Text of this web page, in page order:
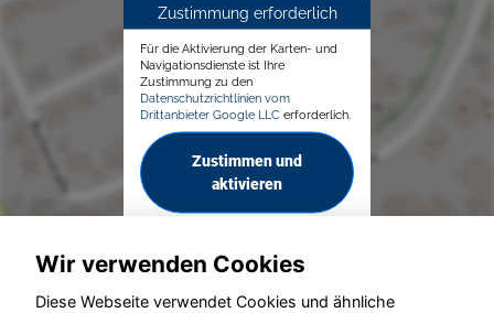
Zustimmung erforderlich
Für die Aktivierung der Karten- und
Navigationsdienste ist Ihre
Zustimmung zu den
Datenschutzrichtlinien vom
Drittanbieter Google LLC erforderlich.
Zustimmen und
aktivieren
Wir verwenden Cookies
Diese Webseite verwendet Cookies und ähnliche